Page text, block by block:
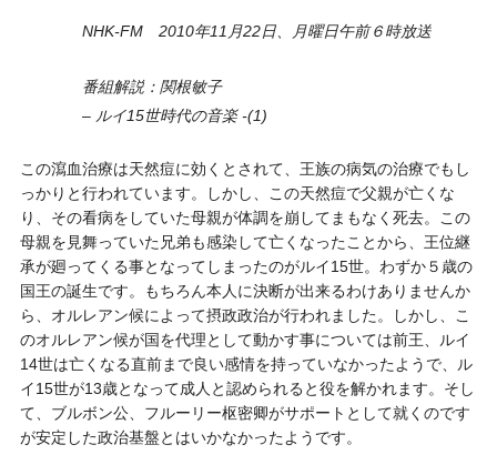
NHK-FM 2010年11月22日、月曜日午前６時放送
番組解説：関根敏子
– ルイ15世時代の音楽 -(1)
この瀉血治療は天然痘に効くとされて、王族の病気の治療でもし
っかりと行われています。しかし、この天然痘で父親が亡くな
り、その看病をしていた母親が体調を崩してまもなく死去。この
母親を見舞っていた兄弟も感染して亡くなったことから、王位継
承が廻ってくる事となってしまったのがルイ15世。わずか５歳の
国王の誕生です。もちろん本人に決断が出来るわけありませんか
ら、オルレアン候によって摂政政治が行われました。しかし、こ
のオルレアン候が国を代理として動かす事については前王、ルイ
14世は亡くなる直前まで良い感情を持っていなかったようで、ル
イ15世が13歳となって成人と認められると役を解かれます。そし
て、ブルボン公、フルーリー枢密卿がサポートとして就くのです
が安定した政治基盤とはいかなかったようです。